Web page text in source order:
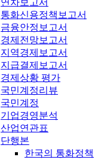
연차보고서
통화신용정책보고서
금융안정보고서
경제전망보고서
지역경제보고서
지급결제보고서
경제상황 평가
국민계정리뷰
국민계정
기업경영분석
산업연관표
단행본
한국의 통화정책